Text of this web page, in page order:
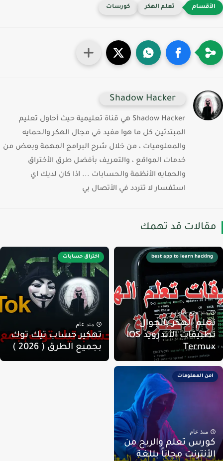
تعلم الهكر كورسات
Shadow Hacker
Shadow Hacker هي قناة تعليمية حيث أحاول تعليم
المبتدئين كل ما هوا مفيد في مجال الهكر والحمايه
والمعلوميات ، من خلال شرح البرامج المهمة وبعض من
خدمات المواقع ، والتعريف بأفضل طرق الأختراق
والحمايه الأنظمة والحسابات ... اذا كان لديك اي
استفسار لا تتردد في الأتصال بي
قد تهمك
best app to learn hacking
منذ بضع سنوات
الهكر بالجوال
تطبيقات الأندرويد IOS
اختراق حسابات
منذ عام
تهكير حساب تيك توك
بجميع الطرق ( 2026 )
امن المعلومات
منذ عام
تعلم والربح من
مجاناً بللغة